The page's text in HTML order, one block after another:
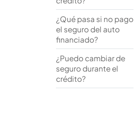
¿Qué pasa si no pago
el seguro del auto
financiado?
¿Puedo cambiar de
seguro durante el
crédito?